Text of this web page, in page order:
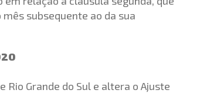
subsequente ao da sua
Rio Grande do Sul e altera o Ajuste